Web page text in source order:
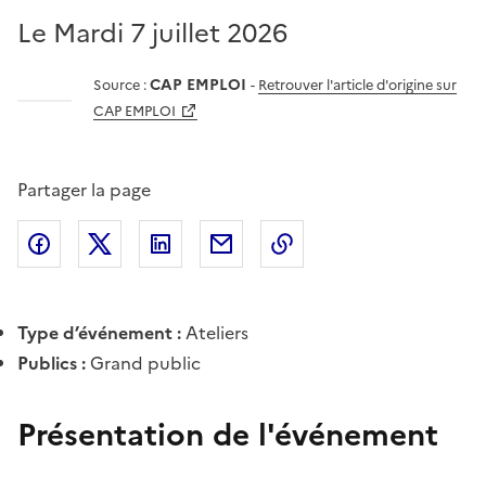
Le Mardi 7 juillet 2026
Source :CAP EMPLOI - Retrouver l'article d'origine sur
CAP EMPLOI
Partager la page
Partager l'article surFacebook
Partager l'article sur X (anciennement
Partager l'article sur
Partager l'article par courriel
Type d’événement :Ateliers
Publics :Grand public
Présentation de l'événement